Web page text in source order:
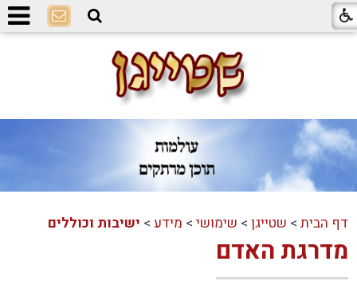
דף הבית > שטייגן > שימושי > מידע > ישיבות וכוללים
מדרגת האדם